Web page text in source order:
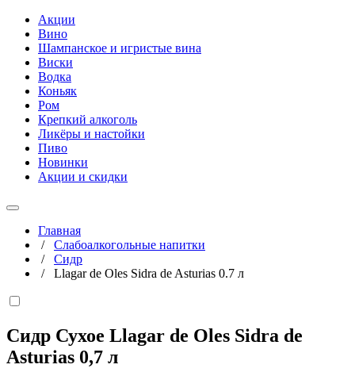
Акции
Вино
Шампанское и игристые вина
Виски
Водка
Коньяк
Ром
Крепкий алкоголь
Ликёры и настойки
Пиво
Новинки
Акции и скидки
Главная
/ Слабоалкогольные напитки
/ Сидр
/ Llagar de Oles Sidra de Asturias 0.7 л
Сидр Сухое Llagar de Oles Sidra de
Asturias 0,7 л